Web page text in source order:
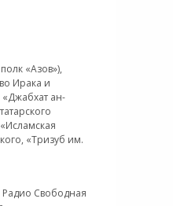
«Азов»),
Ирака и
ан-
«Тризуб им.
Радио Свободная